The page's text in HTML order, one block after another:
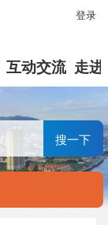
登录
互动交流 走进
搜一下